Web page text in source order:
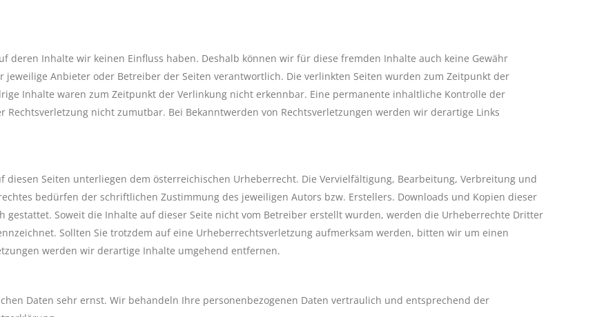
deren Inhalte wir keinen Einfluss haben. Deshalb können wir für diese fremden Inhalte auch keine Gewähr
Anbieter oder Betreiber der Seiten verantwortlich. Die verlinkten Seiten wurden zum Zeitpunkt der
Inhalte waren zum Zeitpunkt der Verlinkung nicht erkennbar. Eine permanente inhaltliche Kontrolle der
nicht zumutbar. Bei Bekanntwerden von Rechtsverletzungen werden wir derartige Links
Seiten unterliegen dem österreichischen Urheberrecht. Die Vervielfältigung, Bearbeitung, Verbreitung und
bedürfen der schriftlichen Zustimmung des jeweiligen Autors bzw. Erstellers. Downloads und Kopien dieser
Soweit die Inhalte auf dieser Seite nicht vom Betreiber erstellt wurden, werden die Urheberrechte Dritter
Sollten Sie trotzdem auf eine Urheberrechtsverletzung aufmerksam werden, bitten wir um einen
werden wir derartige Inhalte umgehend entfernen.
Daten sehr ernst. Wir behandeln Ihre personenbezogenen Daten vertraulich und entsprechend der